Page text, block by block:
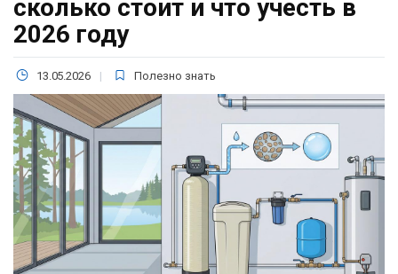
сколько стоит и что учесть в
2026 году
13.05.2026 Полезно знать